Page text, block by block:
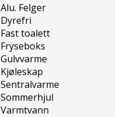
Alu. Felger
Dyrefri
Fast toalett
Fryseboks
Gulvvarme
Kjøleskap
Sentralvarme
Sommerhjul
Varmtvann